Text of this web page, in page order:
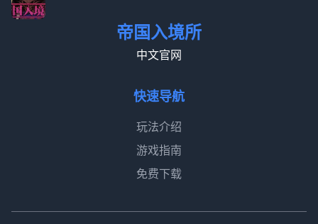
帝国入境所
中文官网
快速导航
玩法介绍
游戏指南
免费下载